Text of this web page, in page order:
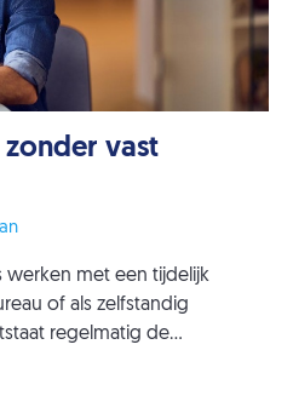
zonder vast
werken met een tijdelijk
of als zelfstandig
regelmatig de...